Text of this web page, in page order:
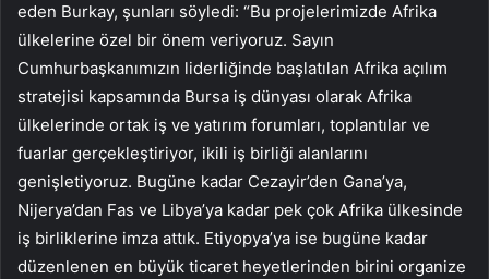
eden Burkay, şunları söyledi: “Bu projelerimizde Afrika
ülkelerine özel bir önem veriyoruz. Sayın
Cumhurbaşkanımızın liderliğinde başlatılan Afrika açılım
stratejisi kapsamında Bursa iş dünyası olarak Afrika
ülkelerinde ortak iş ve yatırım forumları, toplantılar ve
fuarlar gerçekleştiriyor, ikili iş birliği alanlarını
genişletiyoruz. Bugüne kadar Cezayir’den Gana’ya,
Nijerya’dan Fas ve Libya’ya kadar pek çok Afrika ülkesinde
iş birliklerine imza attık. Etiyopya’ya ise bugüne kadar
düzenlenen en büyük ticaret heyetlerinden birini organize